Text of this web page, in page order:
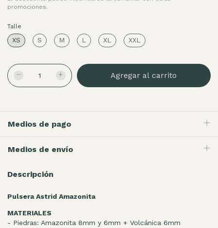
promociones.
Talle
XS S M L XL XXL
Medios de pago
Medios de envío
Descripción
Pulsera Astrid Amazonita
MATERIALES
- Piedras: Amazonita 8mm y 6mm + Volcánica 6mm